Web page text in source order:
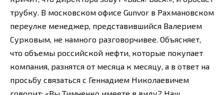
трубку. В московском офисе Gunvor в Рахмановском
переулке менеджер, представившийся Валерием
Сурковым, не намного разговорчивее. Объясняет,
что объемы российской нефти, которые покупает
компания, разнятся от месяца к месяцу, а в ответ на
просьбу связаться с Геннадием Николаевичем